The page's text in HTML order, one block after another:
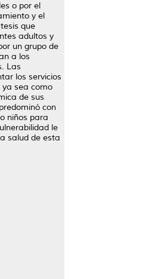
o por el
y el
que
adultos y
un grupo de
a los
Las
los servicios
ya sea como
de sus
con
niños para
le
salud de esta